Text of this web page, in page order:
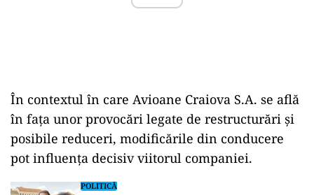
În contextul în care Avioane Craiova S.A. se află
în fața unor provocări legate de restructurări și
posibile reduceri, modificările din conducere
pot influența decisiv viitorul companiei.
POLITICĂ